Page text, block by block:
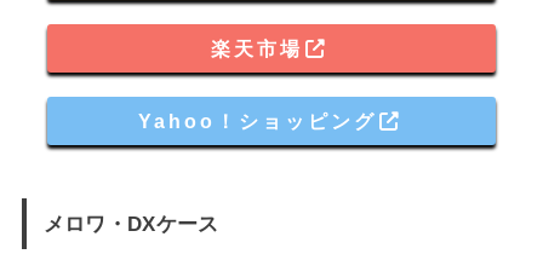
楽天市場
Yahoo！ショッピング
メロワ・DXケース